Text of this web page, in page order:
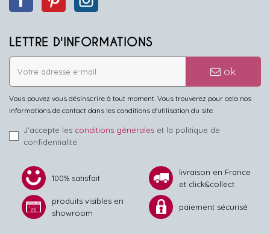
LETTRE D'INFORMATIONS
ok
Vous pouvez vous désinscrire à tout moment. Vous trouverez pour cela nos
informations de contact dans les conditions d'utilisation du site.
J'accepte les conditions générales et la politique de
confidentialité.
100% satisfait
livraison en France
et click&collect
produits visibles en
showroom
paiement sécurisé